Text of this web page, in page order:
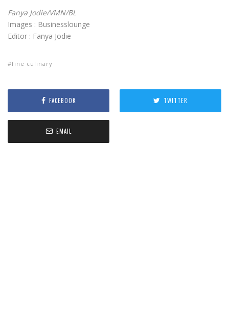
Fanya Jodie/VMN/BL
Images : Businesslounge
Editor : Fanya Jodie
fine culinary
FACEBOOK TWITTER
EMAIL